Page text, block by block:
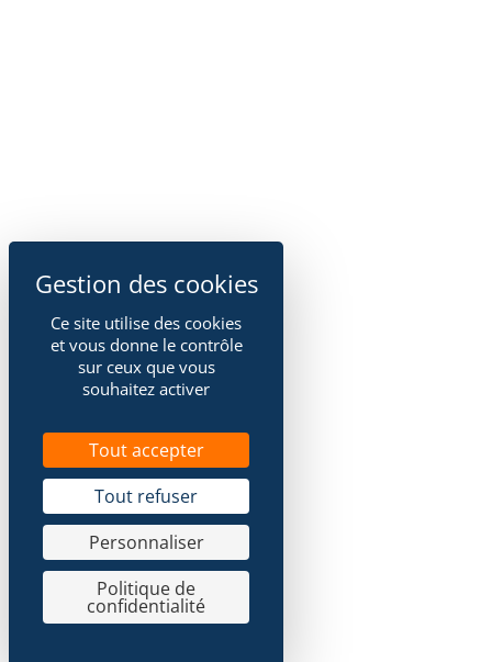
Ce site utilise des cookies
et vous donne le contrôle
sur ceux que vous
souhaitez activer
Tout accepter
Tout refuser
Personnaliser
Politique de
confidentialité